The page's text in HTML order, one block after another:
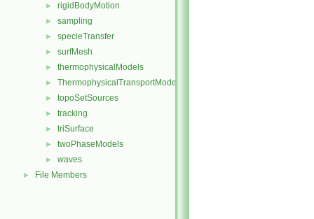
► rigidBodyMotion
► sampling
► specieTransfer
► surfMesh
► thermophysicalModels
► ThermophysicalTransportModels
► topoSetSources
► tracking
► triSurface
► twoPhaseModels
► waves
► File Members